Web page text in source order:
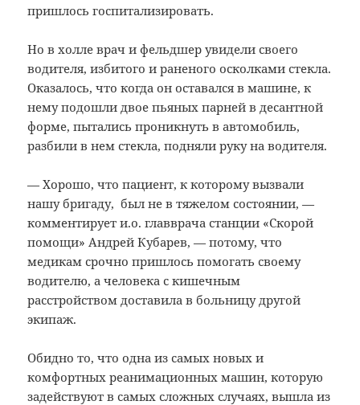
пришлось госпитализировать.
Но в холле врач и фельдшер увидели своего
водителя, избитого и раненого осколками стекла.
Оказалось, что когда он оставался в машине, к
нему подошли двое пьяных парней в десантной
форме, пытались проникнуть в автомобиль,
разбили в нем стекла, подняли руку на водителя.
— Хорошо, что пациент, к которому вызвали
нашу бригаду, был не в тяжелом состоянии, —
комментирует и.о. главврача станции «Скорой
помощи» Андрей Кубарев, — потому, что
медикам срочно пришлось помогать своему
водителю, а человека с кишечным
расстройством доставила в больницу другой
экипаж.
Обидно то, что одна из самых новых и
комфортных реанимационных машин, которую
задействуют в самых сложных случаях, вышла из